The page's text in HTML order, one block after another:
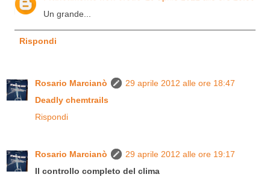
Un grande...
Rispondi
Rosario Marcianò
29 aprile 2012 alle ore 18:47
Deadly chemtrails
Rispondi
Rosario Marcianò
29 aprile 2012 alle ore 19:17
Il controllo completo del clima